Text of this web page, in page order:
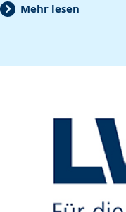
Mehr lesen